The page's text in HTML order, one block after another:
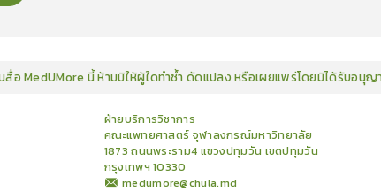
สื่อ MedUMore นี้ ห้ามมิให้ผู้ใดทำซ้ำ ดัดแปลง หรือเผยแพร่โดยมิได้รับอ
ฝ่ายบริการวิชาการ
คณะแพทยศาสตร์ จุฬาลงกรณ์มหาวิทยาลัย
1873 ถนนพระราม4 แขวงปทุมวัน เขตปทุมวัน
กรุงเทพฯ 10330
medumore@chula.md